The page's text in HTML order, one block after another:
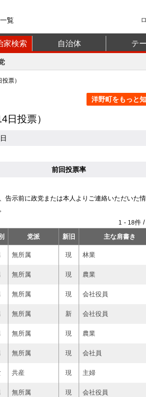
覧
家検索 自治体 テ
票）
洋野町をもっと知
日投票）
前回投票率
告示前に政党または本人よりご連絡いただいた
1 - 18件
党派 新旧 主な肩書き
無所属 現 林業
無所属 現 農業
無所属 現 会社役員
無所属 新 会社役員
無所属 現 農業
無所属 現 会社員
共産 現 主婦
無所属 現 会社役員